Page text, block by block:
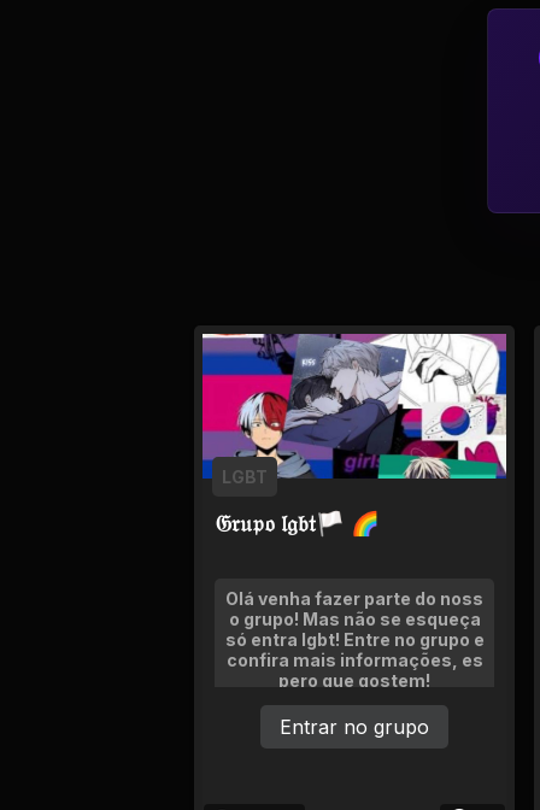
𝔊𝔯𝔲𝔭𝔬 𝔩𝔤𝔟𝔱🏳 🌈
LGBT
Olá venha fazer parte do noss
o grupo! Mas não se esqueça
só entra lgbt! Entre no grupo e
confira mais informações, es
pero que gostem!
Entrar no grupo